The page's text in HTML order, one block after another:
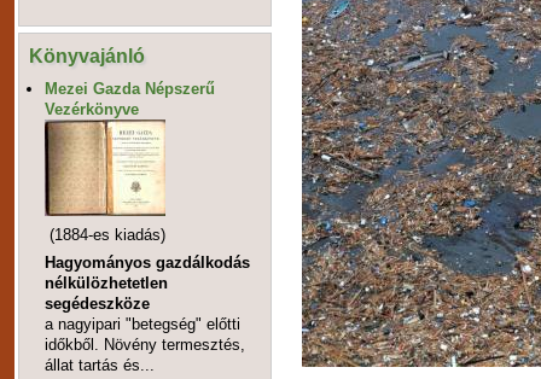
Könyvajánló
Mezei Gazda Népszerű
Vezérkönyve
(1884-es kiadás)
Hagyományos gazdálkodás
nélkülözhetetlen
segédeszköze
a nagyipari "betegség" előtti
időkből. Növény termesztés,
állat tartás és...